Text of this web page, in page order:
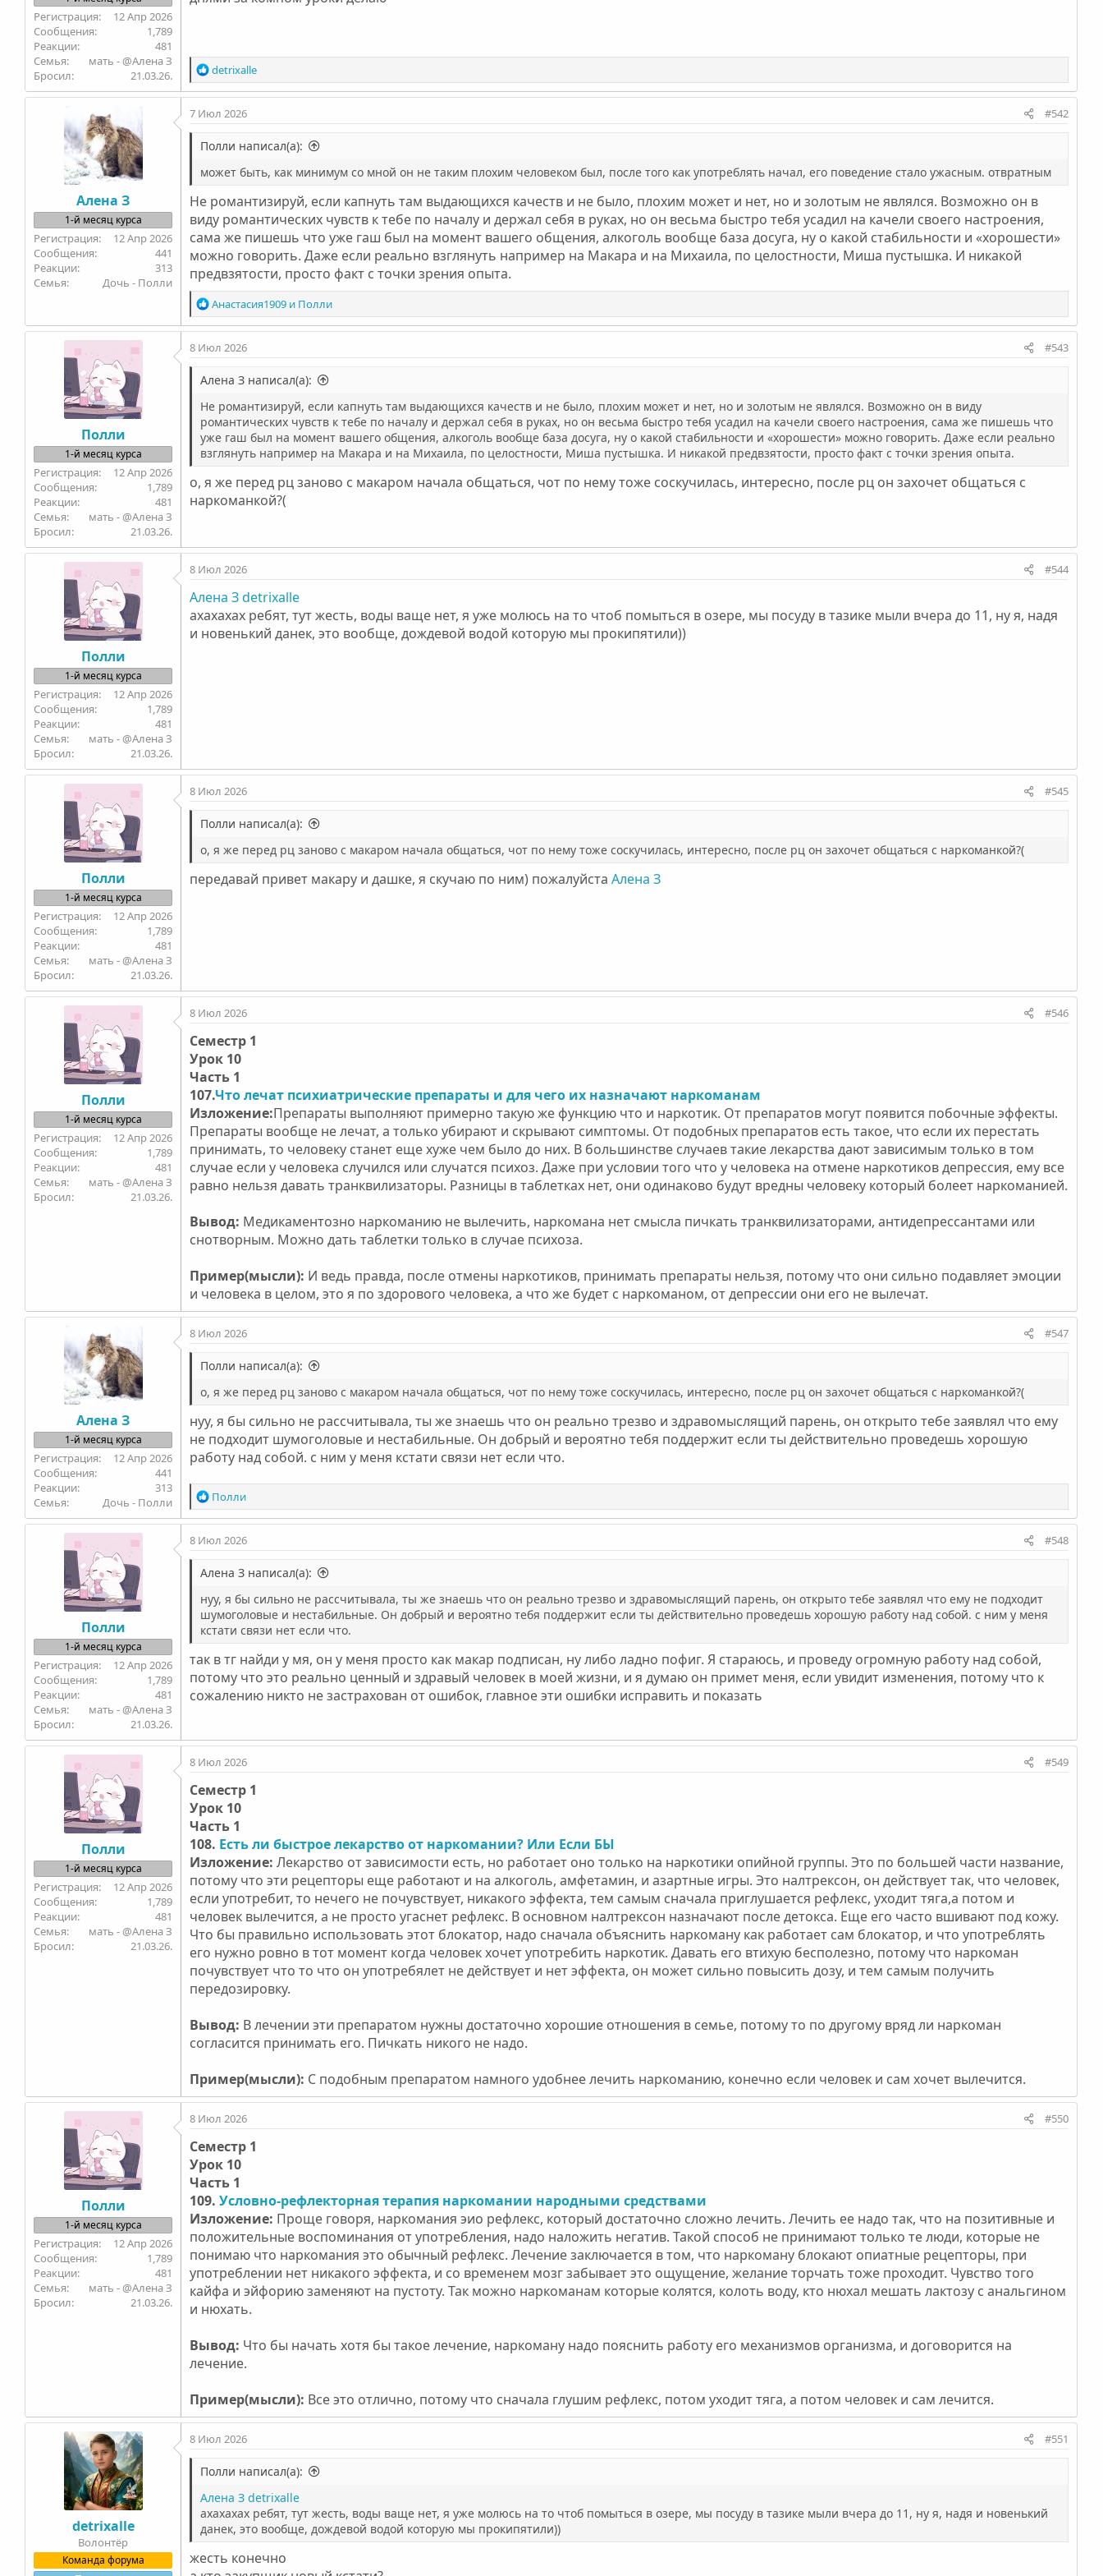
12 Апр 2026
1,789
481
Семья
мать - @Алена З
Бросил
21.03.26.
Р
е
а
к
и
:
detrixalle
Алена З
1-й месяц курса
12 Апр 2026
441
313
Семья
Дочь - Полли
7 Июл 2026 #542
Полли написал(а):
может быть, как минимум со мной он не таким плохим человеком был, после того как употреблять начал, его поведение стало ужасным. отвратным
Не романтизируй, если капнуть там выдающихся качеств и не было, плохим может и нет, но и золотым не являлся. Возможно он в
виду романтических чувств к тебе по началу и держал себя в руках, но он весьма быстро тебя усадил на качели своего настроения,
сама же пишешь что уже гаш был на момент вашего общения, алкоголь вообще база досуга, ну о какой стабильности и «хорошести»
можно говорить. Даже если реально взглянуть например на Макара и на Михаила, по целостности, Миша пустышка. И никакой
предвзятости, просто факт с точки зрения опыта.
Р
е
а
к
и
:
Анастасия1909 и Полли
Полли
1-й месяц курса
12 Апр 2026
1,789
481
Семья
мать - @Алена З
Бросил
21.03.26.
8 Июл 2026 #543
Алена З написал(а):
Не романтизируй, если капнуть там выдающихся качеств и не было, плохим может и нет, но и золотым не являлся. Возможно он в виду
романтических чувств к тебе по началу и держал себя в руках, но он весьма быстро тебя усадил на качели своего настроения, сама же пишешь что
уже гаш был на момент вашего общения, алкоголь вообще база досуга, ну о какой стабильности и «хорошести» можно говорить. Даже если реально
взглянуть например на Макара и на Михаила, по целостности, Миша пустышка. И никакой предвзятости, просто факт с точки зрения опыта.
о, я же перед рц заново с макаром начала общаться, чот по нему тоже соскучилась, интересно, после рц он захочет общаться с
наркоманкой?(
Полли
1-й месяц курса
12 Апр 2026
1,789
481
Семья
мать - @Алена З
Бросил
21.03.26.
8 Июл 2026 #544
Алена Зdetrixalle
ахахахах ребят, тут жесть, воды ваще нет, я уже молюсь на то чтоб помыться в озере, мы посуду в тазике мыли вчера до 11, ну я, надя
и новенький данек, это вообще, дождевой водой которую мы прокипятили))
Полли
1-й месяц курса
12 Апр 2026
1,789
481
Семья
мать - @Алена З
Бросил
21.03.26.
8 Июл 2026 #545
Полли написал(а):
о, я же перед рц заново с макаром начала общаться, чот по нему тоже соскучилась, интересно, после рц он захочет общаться с наркоманкой?(
передавай привет макару и дашке, я скучаю по ним) пожалуйстаАлена З
Полли
1-й месяц курса
12 Апр 2026
1,789
481
Семья
мать - @Алена З
Бросил
21.03.26.
8 Июл 2026 #546
Семестр 1
Урок 10
Часть 1
107.Что лечат психиатрические препараты и для чего их назначают наркоманам
Изложение:Препараты выполняют примерно такую же функцию что и наркотик. От препаратов могут появится побочные эффекты.
Препараты вообще не лечат, а только убирают и скрывают симптомы. От подобных препаратов есть такое, что если их перестать
принимать, то человеку станет еще хуже чем было до них. В большинстве случаев такие лекарства дают зависимым только в том
случае если у человека случился или случатся психоз. Даже при условии того что у человека на отмене наркотиков депрессия, ему все
равно нельзя давать транквилизаторы. Разницы в таблетках нет, они одинаково будут вредны человеку который болеет наркоманией.
Вывод: Медикаментозно наркоманию не вылечить, наркомана нет смысла пичкать транквилизаторами, антидепрессантами или
снотворным. Можно дать таблетки только в случае психоза.
Пример(мысли): И ведь правда, после отмены наркотиков, принимать препараты нельзя, потому что они сильно подавляет эмоции
и человека в целом, это я по здорового человека, а что же будет с наркоманом, от депрессии они его не вылечат.
Алена З
1-й месяц курса
12 Апр 2026
441
313
Семья
Дочь - Полли
8 Июл 2026 #547
Полли написал(а):
о, я же перед рц заново с макаром начала общаться, чот по нему тоже соскучилась, интересно, после рц он захочет общаться с наркоманкой?(
нуу, я бы сильно не рассчитывала, ты же знаешь что он реально трезво и здравомыслящий парень, он открыто тебе заявлял что ему
не подходит шумоголовые и нестабильные. Он добрый и вероятно тебя поддержит если ты действительно проведешь хорошую
работу над собой. с ним у меня кстати связи нет если что.
Р
е
а
к
и
:
Полли
Полли
1-й месяц курса
12 Апр 2026
1,789
481
Семья
мать - @Алена З
Бросил
21.03.26.
8 Июл 2026 #548
Алена З написал(а):
нуу, я бы сильно не рассчитывала, ты же знаешь что он реально трезво и здравомыслящий парень, он открыто тебе заявлял что ему не подходит
шумоголовые и нестабильные. Он добрый и вероятно тебя поддержит если ты действительно проведешь хорошую работу над собой. с ним у меня
кстати связи нет если что.
так в тг найди у мя, он у меня просто как макар подписан, ну либо ладно пофиг. Я стараюсь, и проведу огромную работу над собой,
потому что это реально ценный и здравый человек в моей жизни, и я думаю он примет меня, если увидит изменения, потому что к
сожалению никто не застрахован от ошибок, главное эти ошибки исправить и показать
Полли
1-й месяц курса
12 Апр 2026
1,789
481
Семья
мать - @Алена З
Бросил
21.03.26.
8 Июл 2026 #549
Семестр 1
Урок 10
Часть 1
108. Есть ли быстрое лекарство от наркомании? Или Если БЫ
Изложение:Лекарство от зависимости есть, но работает оно только на наркотики опийной группы. Это по большей части название,
потому что эти рецепторы еще работают и на алкоголь, амфетамин, и азартные игры. Это налтрексон, он действует так, что человек,
если употребит, то нечего не почувствует, никакого эффекта, тем самым сначала приглушается рефлекс, уходит тяга,а потом и
человек вылечится, а не просто угаснет рефлекс. В основном налтрексон назначают после детокса. Еще его часто вшивают под кожу.
Что бы правильно использовать этот блокатор, надо сначала объяснить наркоману как работает сам блокатор, и что употреблять
его нужно ровно в тот момент когда человек хочет употребить наркотик. Давать его втихую бесполезно, потому что наркоман
почувствует что то что он употребялет не действует и нет эффекта, он может сильно повысить дозу, и тем самым получить
передозировку.
Вывод: В лечении эти препаратом нужны достаточно хорошие отношения в семье, потому то по другому вряд ли наркоман
согласится принимать его. Пичкать никого не надо.
Пример(мысли): С подобным препаратом намного удобнее лечить наркоманию, конечно если человек и сам хочет вылечится.
Полли
1-й месяц курса
12 Апр 2026
1,789
481
Семья
мать - @Алена З
Бросил
21.03.26.
8 Июл 2026 #550
Семестр 1
Урок 10
Часть 1
109. Условно-рефлекторная терапия наркомании народными средствами
Изложение: Проще говоря, наркомания эио рефлекс, который достаточно сложно лечить. Лечить ее надо так, что на позитивные и
положительные воспоминания от употребления, надо наложить негатив. Такой способ не принимают только те люди, которые не
понимаю что наркомания это обычный рефлекс. Лечение заключается в том, что наркоману блокают опиатные рецепторы, при
употреблении нет никакого эффекта, и со временем мозг забывает это ощущение, желание торчать тоже проходит. Чувство того
кайфа и эйфорию заменяют на пустоту. Так можно наркоманам которые колятся, колоть воду, кто нюхал мешать лактозу с анальгином
и нюхать.
Вывод: Что бы начать хотя бы такое лечение, наркоману надо пояснить работу его механизмов организма, и договорится на
лечение.
Пример(мысли): Все это отлично, потому что сначала глушим рефлекс, потом уходит тяга, а потом человек и сам лечится.
detrixalle
Волонтёр
Команда форума
8 Июл 2026 #551
Полли написал(а):
Алена З detrixalle
ахахахах ребят, тут жесть, воды ваще нет, я уже молюсь на то чтоб помыться в озере, мы посуду в тазике мыли вчера до 11, ну я, надя и новенький
данек, это вообще, дождевой водой которую мы прокипятили))
жесть конечно